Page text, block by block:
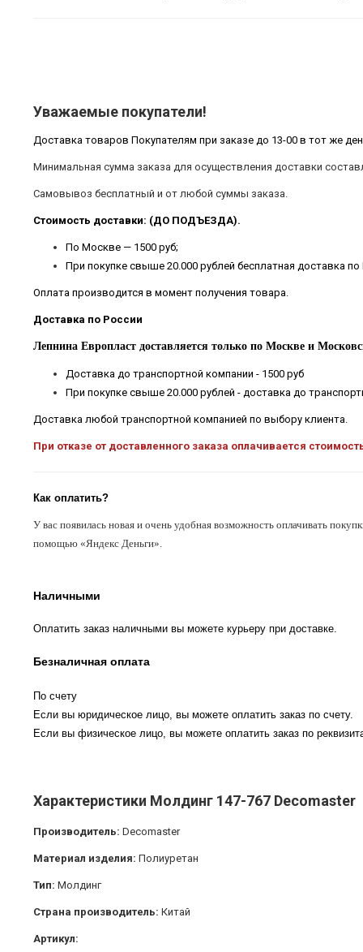
Уважаемые покупатели!
Доставка товаров Покупателям при заказе до 13-00 в тот же
Минимальная сумма заказа для осуществления доставки
Самовывоз бесплатный и от любой суммы заказа.
Стоимость доставки: (ДО ПОДЪЕЗДА).
По Москве — 1500 руб;
При покупке свыше 20.000 рублей бесплатная доставка
Оплата производится в момент получения товара.
Доставка по России
Лепнина Европласт доставляется только по Москве и
Доставка до транспортной компании - 1500 руб
При покупке свыше 20.000 рублей - доставка до
Доставка любой транспортной компанией по выбору клиента.
При отказе от доставленного заказа оплачивается
Как оплатить?
У вас появилась новая и очень удобная возможность оплачивать
помощью «Яндекс Деньги».
Наличными
Оплатить заказ наличными вы можете курьеру при доставке.
Безналичная оплата
По счету
Если вы юридическое лицо, вы можете оплатить заказ по счету.
Если вы физическое лицо, вы можете оплатить заказ по
Характеристики Молдинг 147-767 Decomaster
Производитель: Decomaster
Материал изделия: Полиуретан
Тип: Молдинг
Страна производитель: Китай
Артикул: